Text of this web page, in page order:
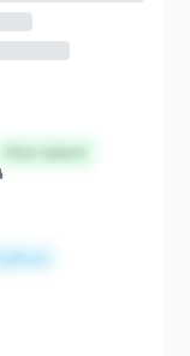
Hire talent
Python